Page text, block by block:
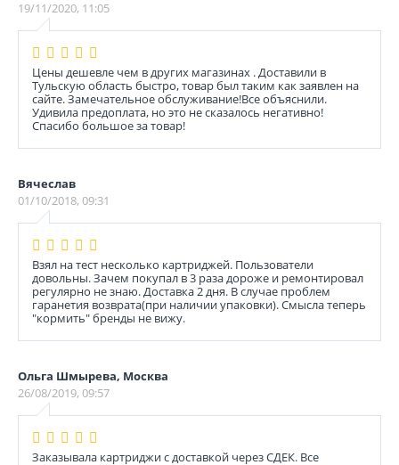
19/11/2020, 11:05
Цены дешевле чем в других магазинах . Доставили в
Тульскую область быстро, товар был таким как заявлен на
сайте. Замечательное обслуживание!Все объяснили.
Удивила предоплата, но это не сказалось негативно!
Спасибо большое за товар!
Вячеслав
01/10/2018, 09:31
Взял на тест несколько картриджей. Пользователи
довольны. Зачем покупал в 3 раза дороже и ремонтировал
регулярно не знаю. Доставка 2 дня. В случае проблем
гаранетия возврата(при наличии упаковки). Смысла теперь
"кормить" бренды не вижу.
Ольга Шмырева, Москва
26/08/2019, 09:57
Заказывала картриджи с доставкой через СДЕК. Все